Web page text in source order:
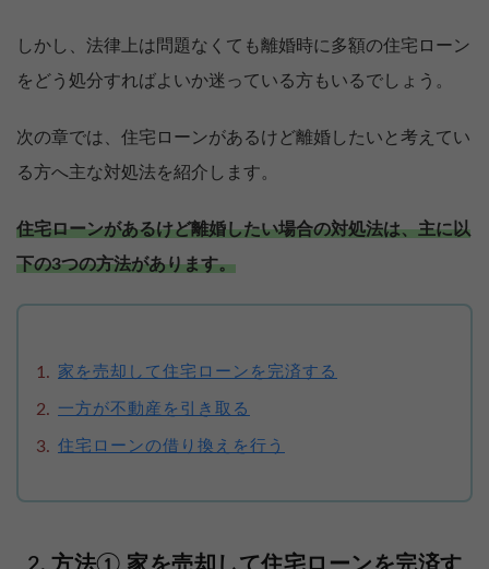
しかし、法律上は問題なくても離婚時に多額の住宅ローン
をどう処分すればよいか迷っている方もいるでしょう。
次の章では、住宅ローンがあるけど離婚したいと考えてい
る方へ主な対処法を紹介します。
住宅ローンがあるけど離婚したい場合の対処法は、主に以
下の3つの方法があります。
家を売却して住宅ローンを完済する
一方が不動産を引き取る
住宅ローンの借り換えを行う